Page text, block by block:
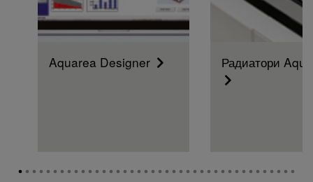
Aquarea Designer Радиатори